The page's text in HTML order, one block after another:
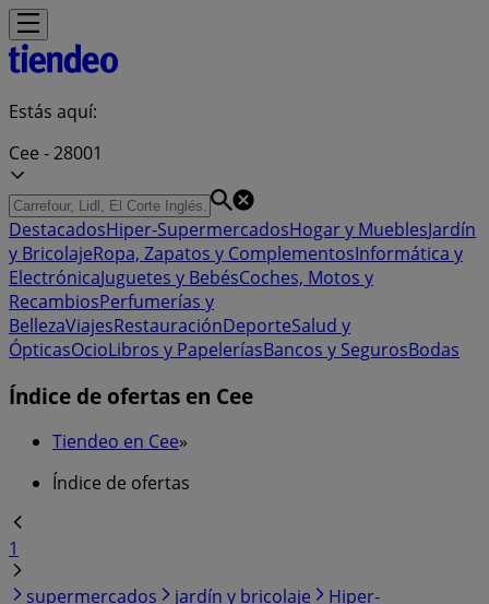
Estás aquí:
Cee - 28001
DestacadosHiper-SupermercadosHogar y MueblesJardín
y BricolajeRopa, Zapatos y ComplementosInformática y
ElectrónicaJuguetes y BebésCoches, Motos y
RecambiosPerfumerías y
BellezaViajesRestauraciónDeporteSalud y
ÓpticasOcioLibros y PapeleríasBancos y SegurosBodas
Índice de ofertas en Cee
Tiendeo en Cee»
Índice de ofertas
1
supermercados
jardín y bricolaje
Hiper-